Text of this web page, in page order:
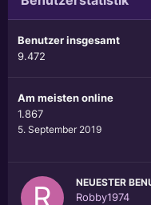
Benutzer insgesamt
9.472
Am meisten online
1.867
5. September 2019
NEUESTER
Robby1974